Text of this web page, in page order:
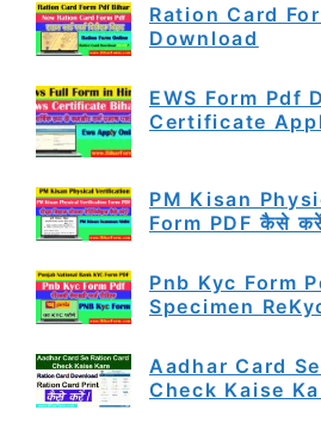
Ration Card
Download
EWS Form Pdf
Certificate
PM Kisan
Form PDF कैसे
Pnb Kyc Form
Specimen
Aadhar Card
Check Kaise